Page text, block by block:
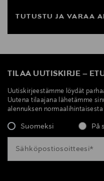
TUTUSTU JA VARAA
TILAA UUTISKIRJE –
Uutiskirjeestämme löydät
Uutena tilaajana lähetämme
alennuksen
Suomeksi På